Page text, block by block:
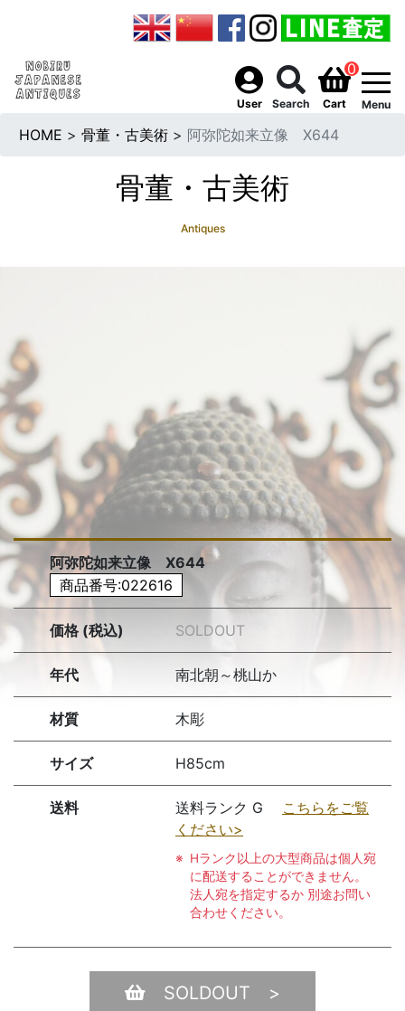
User Search
0
Cart Menu
HOME > 骨董・古美術 > 阿弥陀如来立像 X644
骨董・古美術
Antiques
阿弥陀如来立像 X644
商品番号:022616
価格 (税込) SOLDOUT
年代 南北朝～桃山か
材質 木彫
サイズ H85cm
送料 送料ランク G こちらをご覧
ください>
Hランク以上の大型商品は個人宛
に配送することができません。
法人宛を指定するか 別途お問い
合わせください。
SOLDOUT >